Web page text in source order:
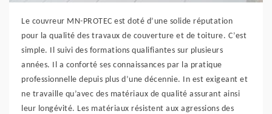
Le couvreur MN-PROTEC est doté d’une solide réputation
pour la qualité des travaux de couverture et de toiture. C’est
simple. Il suivi des formations qualifiantes sur plusieurs
années. Il a conforté ses connaissances par la pratique
professionnelle depuis plus d’une décennie. In est exigeant et
ne travaille qu’avec des matériaux de qualité assurant ainsi
leur longévité. Les matériaux résistent aux agressions des